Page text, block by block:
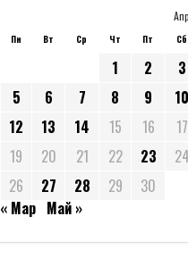
Пн Вт Ср Чт Пт Сб
1 2 3
5
6 7 8 9 10
12
13 14 15 16 17
19
20 21 22 23 24
26
27 28 29
30
« Мар Май »